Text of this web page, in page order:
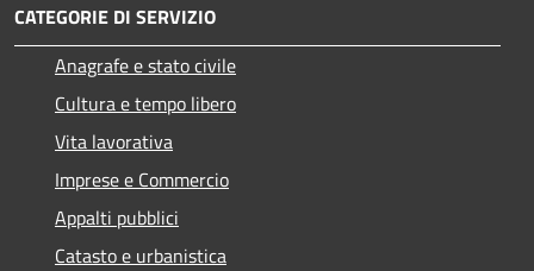
CATEGORIE DI SERVIZIO
Anagrafe e stato civile
Cultura e tempo libero
Vita lavorativa
Imprese e Commercio
Appalti pubblici
Catasto e urbanistica